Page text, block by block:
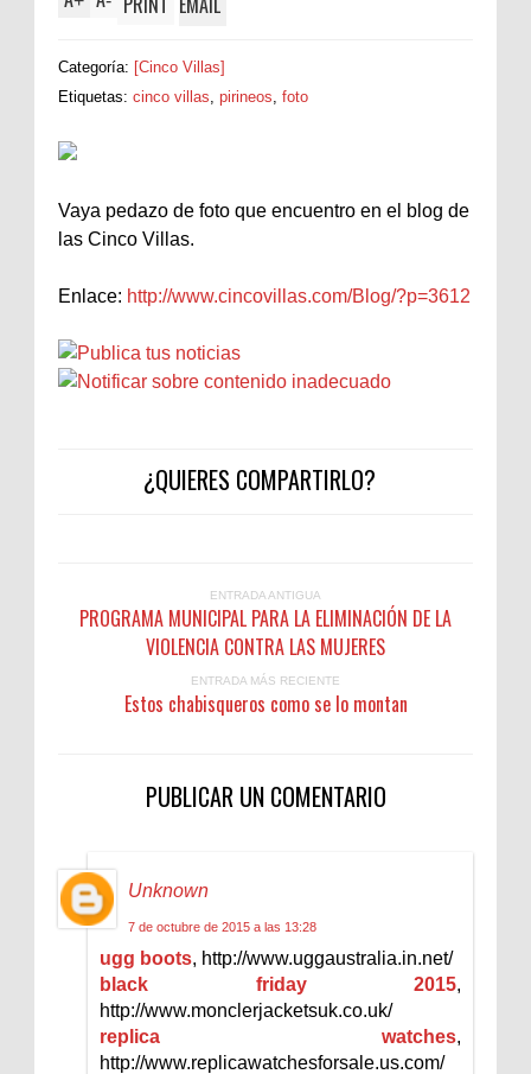
Categoría: [Cinco Villas]
Etiquetas: cinco villas pirineos foto
Vaya pedazo de foto que encuentro en el blog de
las Cinco Villas.
Enlace: http://www.cincovillas.com/Blog/?p=3612
¿QUIERES COMPARTIRLO?
ENTRADA ANTIGUA
PROGRAMA MUNICIPAL PARA LA ELIMINACIÓN DE LA
VIOLENCIA CONTRA LAS MUJERES
ENTRADA MÁS RECIENTE
Estos chabisqueros como se lo montan
PUBLICAR UN COMENTARIO
Unknown
7 de octubre de 2015 a las 13:28
ugg boots, http://www.uggaustralia.in.net/
black friday 2015,
http://www.monclerjacketsuk.co.uk/
replica watches,
http://www.replicawatchesforsale.us.com/